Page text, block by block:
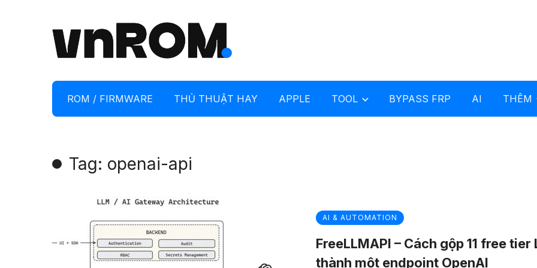
ROM / FIRMWARE THỦ THUẬT HAY APPLE TOOL BYPASS FRP AI THÊM
Tag: openai-api
AI & AUTOMATION
FreeLLMAPI – Cách gộp 11 free tier
thành một endpoint OpenAI